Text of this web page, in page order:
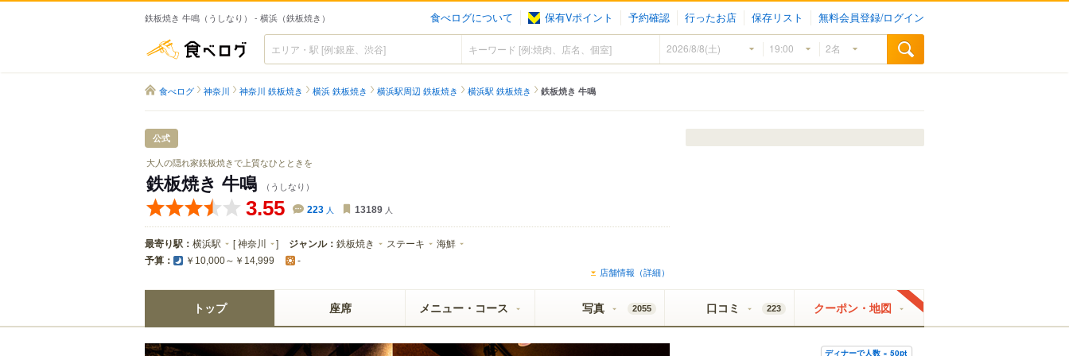
鉄板焼き 牛鳴（うしなり） - 横浜（鉄板焼き） 食べログについて 保有Vポイント 予約確認 行ったお店 保存リスト 無料会員登録/ログイン
食べログ
食べログ 神奈川 神奈川 鉄板焼き 横浜 鉄板焼き 横浜駅周辺 鉄板焼き 横浜駅 鉄板焼き 鉄板焼き 牛鳴
公式
大人の隠れ家鉄板焼きで上質なひとときを
鉄板焼き 牛鳴 （うしなり）
3.55 223 人 13189 人
最寄り駅： 横浜駅 [神奈川 ] ジャンル： 鉄板焼き ステーキ 海鮮
予算： ￥10,000～￥14,999 -
店舗情報（詳細）
トップ 座席 メニュー・コース 写真 2055 口コミ 223 クーポン・地図
ディナーで人数 × 50pt